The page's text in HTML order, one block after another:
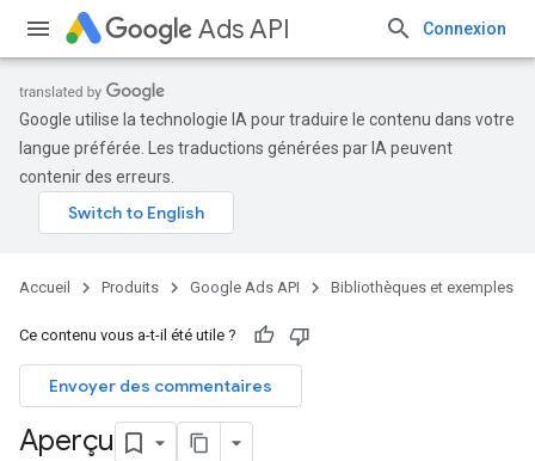
Ads API Connexion
Google utilise la technologie IA pour traduire le contenu dans votre
langue préférée. Les traductions générées par IA peuvent
contenir des erreurs.
Accueil Produits Google Ads API Bibliothèques et exemples
Ce contenu vous a-t-il été utile ?
Envoyer des commentaires
Aperçu